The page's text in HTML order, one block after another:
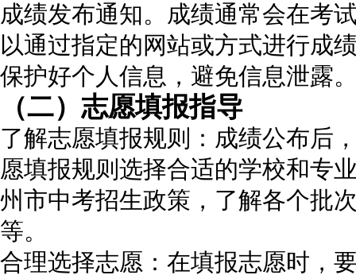
成绩发布通知。成绩通常会在考
以通过指定的网站或方式进行成
保护好个人信息，避免信息泄露
（二）志愿填报指导
了解志愿填报规则：成绩公布后
愿填报规则选择合适的学校和专
州市中考招生政策，了解各个批
等。
合理选择志愿：在填报志愿时，